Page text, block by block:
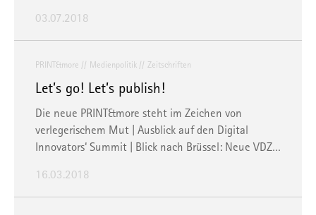
03.07.2018
PRINT&more Medienpolitik Zeitschriften
Let’s go! Let’s publish!
Die neue PRINT&more steht im Zeichen von
verlegerischem Mut | Ausblick auf den Digital
Innovators‘ Summit | Blick nach Brüssel: Neue VDZ…
16.03.2018